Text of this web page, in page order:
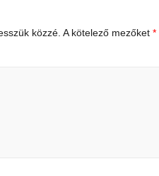
közzé. A kötelező mezőket*